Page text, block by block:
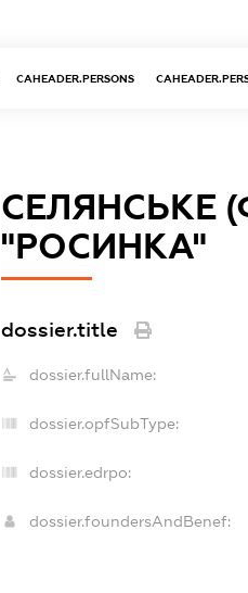
CAHEADER.PERSONS
СЕЛЯНСЬКЕ
"РОСИНКА"
dossier.title
dossier.fullName:
dossier.opfSubType:
dossier.edrpo:
dossier.foundersAndBenef: